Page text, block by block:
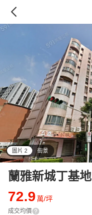
圖片 2 街景
蘭雅新城丁基地
72.9萬/坪
成交均價